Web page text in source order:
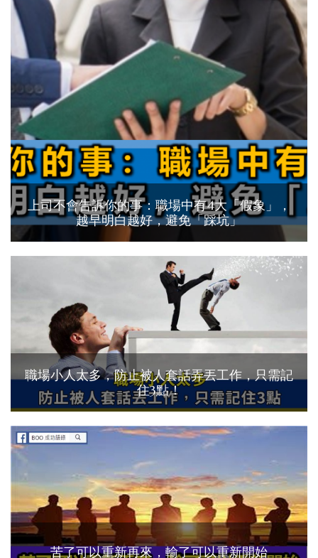
上司不會告訴你的事：職場中有4大「假象」，
越早明白越好，避免「踩坑」
職場小人太多，防止被人套話弄丟工作，只需記
住3點！
苦了可以重新再來，輸了可以重新開始